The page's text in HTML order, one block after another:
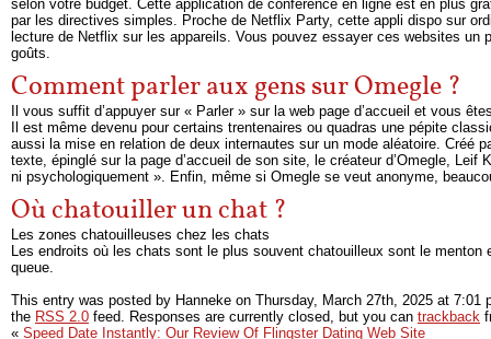
selon votre budget. Cette application de conférence en ligne est en plus
par les directives simples. Proche de Netflix Party, cette appli dispo sur
lecture de Netflix sur les appareils. Vous pouvez essayer ces websites
goûts.
Comment parler aux gens sur Omegle ?
Il vous suffit d’appuyer sur « Parler » sur la web page d’accueil et vous
Il est même devenu pour certains trentenaires ou quadras une pépite
aussi la mise en relation de deux internautes sur un mode aléatoire. Créé
texte, épinglé sur la page d’accueil de son site, le créateur d’Omegle,
ni psychologiquement ». Enfin, même si Omegle se veut anonyme,
Où chatouiller un chat ?
Les zones chatouilleuses chez les chats
Les endroits où les chats sont le plus souvent chatouilleux sont le
queue.
This entry was posted by Hanneke on Thursday, March 27th, 2025 at 7:01
the RSS 2.0 feed. Responses are currently closed, but you can trackback
« Speed Date Instantly: Our Review Of Flingster Dating Web Site